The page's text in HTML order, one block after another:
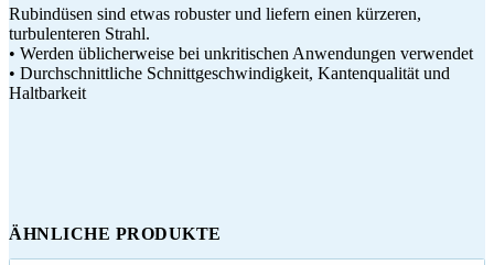
Rubindüsen sind etwas robuster und liefern einen kürzeren,
turbulenteren Strahl.
• Werden üblicherweise bei unkritischen Anwendungen verwendet
• Durchschnittliche Schnittgeschwindigkeit, Kantenqualität und
Haltbarkeit
ÄHNLICHE PRODUKTE